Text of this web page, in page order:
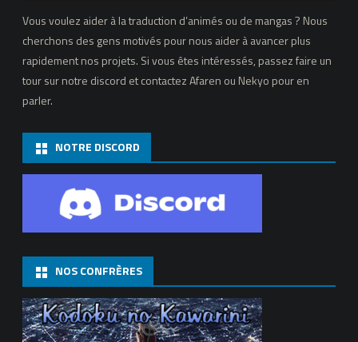
Vous voulez aider à la traduction d’animés ou de mangas ? Nous
cherchons des gens motivés pour nous aider à avancer plus
rapidement nos projets. Si vous êtes intéressés, passez faire un
tour sur notre discord et contactez Afaren ou Nekyo pour en
parler.
NOTRE DISCORD
NOS CONFRÈRES